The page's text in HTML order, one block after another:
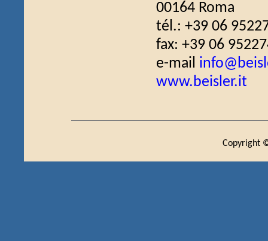
00164 Roma
tél.: +39 06
fax: +39 06
e-mail
www.beisler.it
Copyright